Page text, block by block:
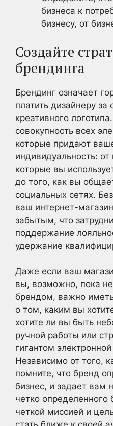
бизнеса к
бизнесу, от
Создайте
брендинга
Брендинг означает
платить дизайнеру за
креативного
совокупность всех
которые придают
индивидуальность:
которые вы
до того, как вы
социальных сетях.
ваш интернет-
забытым, что
поддержание
удержание
Даже если ваш
вы, возможно, пока не
брендом, важно
о том, каким вы
хотите ли вы быть
ручной работы или
гигантом
Независимо от того,
помните, что бренд
бизнес, и задает вам
четко определенного
четкой миссией и